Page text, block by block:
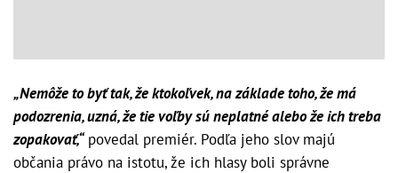
„Nemôže to byť tak, že ktokoľvek, na základe toho, že má
podozrenia, uzná, že tie voľby sú neplatné alebo že ich treba
zopakovať,“povedal premiér. Podľa jeho slov majú
občania právo na istotu, že ich hlasy boli správne